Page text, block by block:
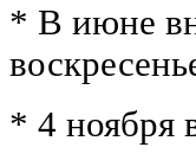
* В июне
* 4 ноября